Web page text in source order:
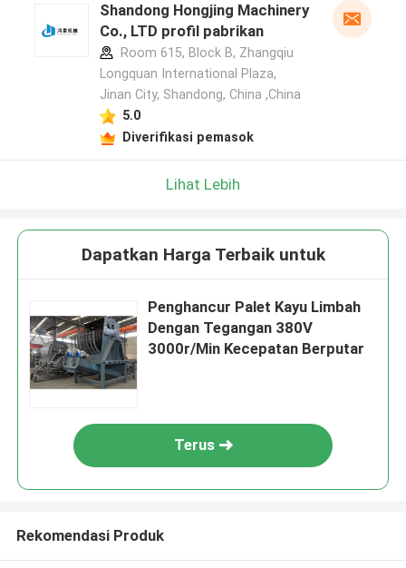
Shandong Hongjing Machinery
Co., LTD profil pabrikan
Room 615, Block B, Zhangqiu
Longquan International Plaza,
Jinan City, Shandong, China ,China
5.0
Diverifikasi pemasok
Lihat Lebih
Dapatkan Harga Terbaik untuk
Penghancur Palet Kayu Limbah
Dengan Tegangan 380V
3000r/Min Kecepatan Berputar
Terus
Rekomendasi Produk